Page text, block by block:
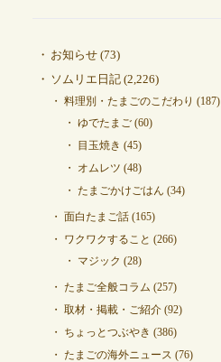
お知らせ(73)
ソムリエ日記(2,226)
料理別・たまごのこだわり (187)
ゆでたまご(60)
目玉焼き (45)
オムレツ (48)
たまごかけごはん (34)
面白たまご話(165)
ワクワクすること (266)
マジック (28)
たまご全般コラム (257)
取材・掲載・ご紹介(92)
ちょっとつぶやき (386)
たまごの海外ニュース (76)